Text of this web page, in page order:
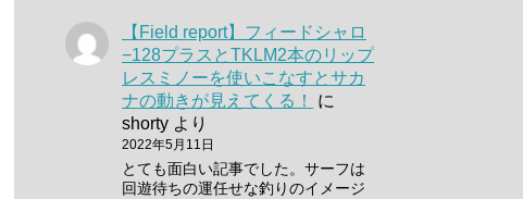
【Field report】フィードシャロ
−128プラスとTKLM2本のリップ
レスミノーを使いこなすとサカ
ナの動きが見えてくる！
に
shorty より
2022年5月11日
とても面白い記事でした。サーフは
回遊待ちの運任せな釣りのイメージ